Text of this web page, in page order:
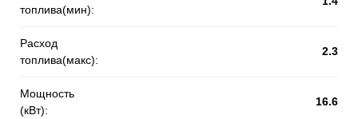
топлива(мин):
Расход
топлива(макс):
2.3
Мощность
(кВт):
16.6